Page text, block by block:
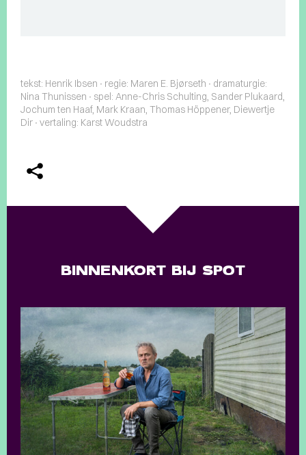
tekst: Henrik Ibsen ∙ regie: Maren E. Bjørseth ∙ dramaturgie:
Nina Thunissen ∙ spel: Anne-Chris Schulting, Sander Plukaard,
Jochum ten Haaf, Mark Kraan, Thomas Höppener, Diewertje
Dir ∙ vertaling: Karst Woudstra
BINNENKORT BIJ SPOT